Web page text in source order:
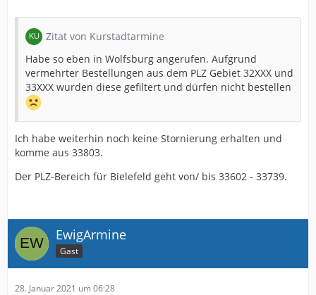
Zitat von Kurstadtarmine
Habe so eben in Wolfsburg angerufen. Aufgrund
vermehrter Bestellungen aus dem PLZ Gebiet 32XXX und
33XXX wurden diese gefiltert und dürfen nicht bestellen
Ich habe weiterhin noch keine Stornierung erhalten und
komme aus 33803.
Der PLZ-Bereich für Bielefeld geht von/ bis 33602 - 33739.
EwigArmine
Gast
28. Januar 2021 um 06:28